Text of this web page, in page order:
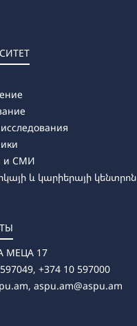
и СМИ
և կարիերայի կենտրոն
МЕЦА 17
+374 10 597000
aspu.am@aspu.am